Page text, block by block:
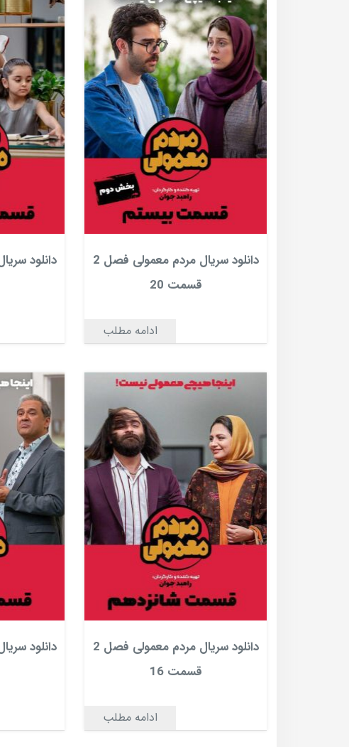
دانلود سریال مردم معمولی فصل 2
قسمت 20
ادامه مطلب
دانلود سریال مردم معمولی فصل 2
قسمت 16
ادامه مطلب